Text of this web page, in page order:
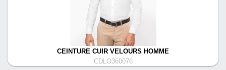
CEINTURE CUIR VELOURS HOMME
CDLO360076